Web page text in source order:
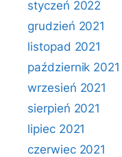
styczeń 2022
grudzień 2021
listopad 2021
październik 2021
wrzesień 2021
sierpień 2021
lipiec 2021
czerwiec 2021